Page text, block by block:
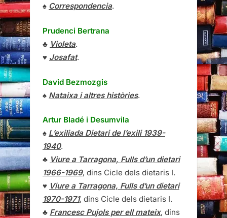
♠ Correspondencia.
Prudenci Bertrana
♣ Violeta.
♥ Josafat.
David Bezmozgis
♠ Nataixa i altres històries.
Artur Bladé i Desumvila
♠ L’exiliada Dietari de l’exili 1939-
1940.
♣ Viure a Tarragona, Fulls d’un dietari
1966-1969, dins Cicle dels dietaris I.
♥ Viure a Tarragona, Fulls d’un dietari
1970-1971, dins Cicle dels dietaris I.
♣ Francesc Pujols per ell mateix, dins